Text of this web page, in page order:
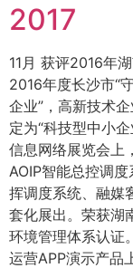
2017
11月 获评2016年
2016年度长沙市“
企业”，高新技术
定为“科技型中小
信息网络展览会上
AOIP智能总控调
挥调度系统、融媒
套化展出。荣获湖
环境管理体系认证
运营APP演示产品